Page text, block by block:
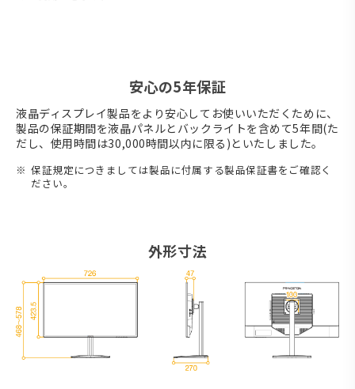
安心の5年保証
液晶ディスプレイ製品をより安心してお使いいただくために、
製品の保証期間を液晶パネルとバックライトを含めて5年間(た
だし、使用時間は30,000時間以内に限る)といたしました。
保証規定につきましては製品に付属する製品保証書をご確認く
ださい。
外形寸法